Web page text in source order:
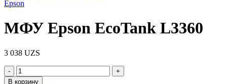
Epson
МФУ Epson EcoTank L3360
3 038 UZS
Количество
товара
В корзину